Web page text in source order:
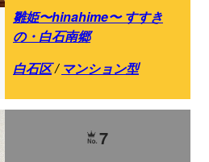
雛姫〜hinahime〜 すすき
の・白石南郷
白石区/ マンション型
7